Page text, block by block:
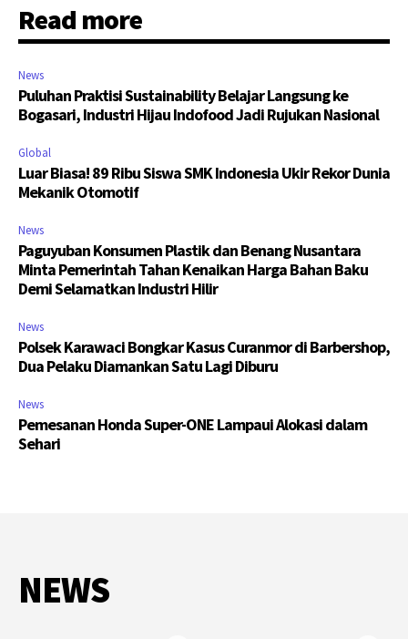
Read more
News
Puluhan Praktisi Sustainability Belajar Langsung ke
Bogasari, Industri Hijau Indofood Jadi Rujukan Nasional
Global
Luar Biasa! 89 Ribu Siswa SMK Indonesia Ukir Rekor Dunia
Mekanik Otomotif
News
Paguyuban Konsumen Plastik dan Benang Nusantara
Minta Pemerintah Tahan Kenaikan Harga Bahan Baku
Demi Selamatkan Industri Hilir
News
Polsek Karawaci Bongkar Kasus Curanmor di Barbershop,
Dua Pelaku Diamankan Satu Lagi Diburu
News
Pemesanan Honda Super-ONE Lampaui Alokasi dalam
Sehari
NEWS